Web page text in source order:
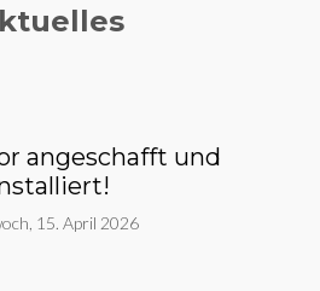
angeschafft und
15. April 2026